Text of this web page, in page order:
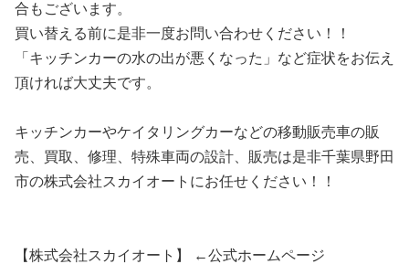
合もございます。
買い替える前に是非一度お問い合わせください！！
「キッチンカーの水の出が悪くなった」など症状をお伝え
頂ければ大丈夫です。
キッチンカーやケイタリングカーなどの移動販売車の販
売、買取、修理、特殊車両の設計、販売は是非千葉県野田
市の株式会社スカイオートにお任せください！！
【株式会社スカイオート】 ←公式ホームページ